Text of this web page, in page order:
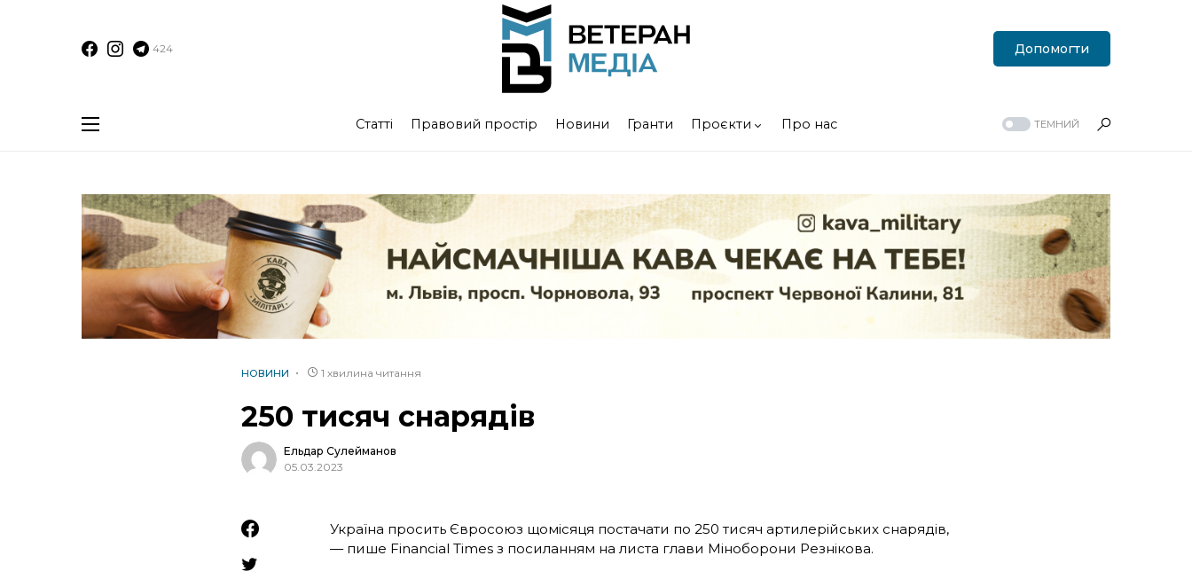
424 Допомогти
Статті Правовий простір Новини Гранти Проєкти Про нас ТЕМНИЙ
НОВИНИ 1 хвилина читання
250 тисяч снарядів
Ельдар Сулейманов
05.03.2023
Україна просить Євросоюз щомісяця постачати по 250 тисяч артилерійських снарядів,
— пише Financial Times з посиланням на листа глави Міноборони Резнікова.